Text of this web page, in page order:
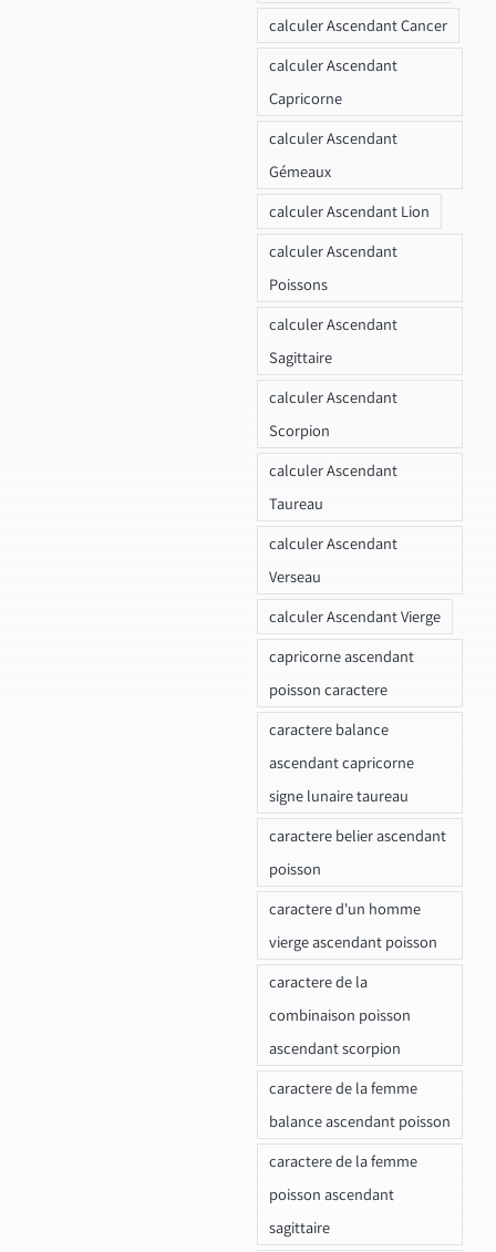
calculer Ascendant Cancer
calculer Ascendant
Capricorne
calculer Ascendant
Gémeaux
calculer Ascendant Lion
calculer Ascendant
Poissons
calculer Ascendant
Sagittaire
calculer Ascendant
Scorpion
calculer Ascendant
Taureau
calculer Ascendant
Verseau
calculer Ascendant Vierge
capricorne ascendant
poisson caractere
caractere balance
ascendant capricorne
signe lunaire taureau
caractere belier ascendant
poisson
caractere d'un homme
vierge ascendant poisson
caractere de la
combinaison poisson
ascendant scorpion
caractere de la femme
balance ascendant poisson
caractere de la femme
poisson ascendant
sagittaire